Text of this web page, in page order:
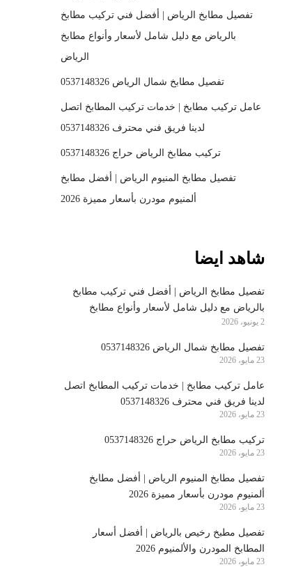
تفصيل مطابخ الرياض | أفضل فني تركيب مطابخ
بالرياض مع دليل شامل لأسعار وأنواع مطابخ
الرياض
تفصيل مطابخ شمال الرياض 0537148326
عامل تركيب مطابخ | خدمات تركيب المطابخ اتصل
لدينا فريق فني محترف 0537148326
تركيب مطابخ الرياض حراج 0537148326
تفصيل مطابخ المنيوم الرياض | أفضل مطابخ
ألمنيوم مودرن بأسعار مميزة 2026
شاهد ايضا
تفصيل مطابخ الرياض | أفضل فني تركيب مطابخ
بالرياض مع دليل شامل لأسعار وأنواع مطابخ
الرياض
2 يونيو، 2026
تفصيل مطابخ شمال الرياض 0537148326
23 مايو، 2026
عامل تركيب مطابخ | خدمات تركيب المطابخ اتصل
لدينا فريق فني محترف 0537148326
23 مايو، 2026
تركيب مطابخ الرياض حراج 0537148326
23 مايو، 2026
تفصيل مطابخ المنيوم الرياض | أفضل مطابخ
ألمنيوم مودرن بأسعار مميزة 2026
23 مايو، 2026
تفصيل مطبخ رخيص بالرياض | أفضل أسعار
المطابخ المودرن والألمنيوم 2026
23 مايو، 2026